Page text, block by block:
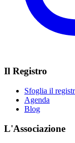
Il Registro
Sfoglia il
Agenda
Blog
L'Associazione